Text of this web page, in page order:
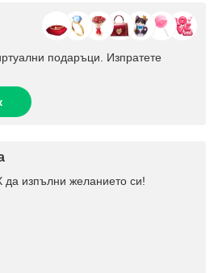
подаръци. Изпратете
да изпълни желанието си!